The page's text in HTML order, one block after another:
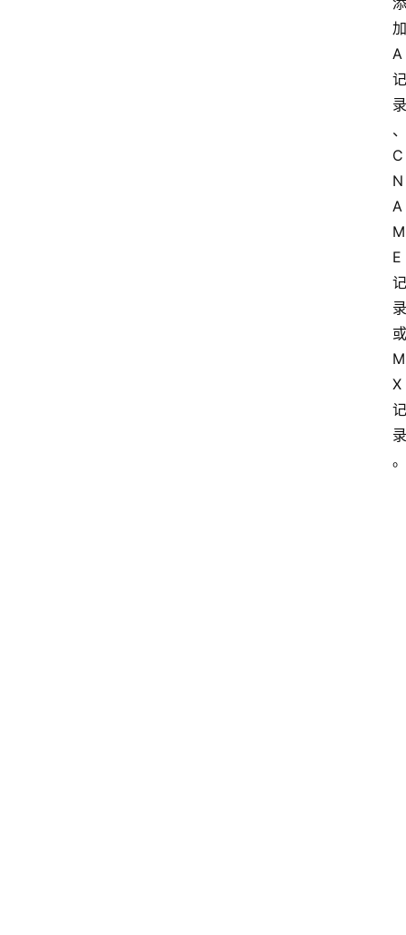
加
A
记
录
、
C
N
A
M
E
记
录
或
M
X
记
录
。